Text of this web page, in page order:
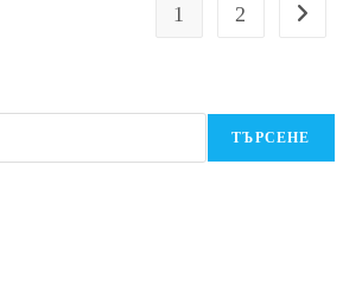
1 2
ТЪРСЕНЕ